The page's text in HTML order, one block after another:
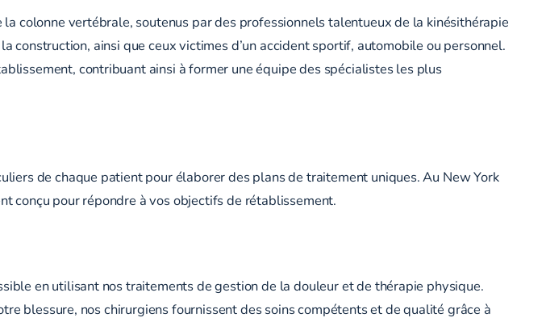
colonne vertébrale, soutenus par des professionnels talentueux de la kinésithérapie
ainsi que ceux victimes d’un accident sportif, automobile ou personnel.
contribuant ainsi à former une équipe des spécialistes les plus
de chaque patient pour élaborer des plans de traitement uniques. Au New York
conçu pour répondre à vos objectifs de rétablissement.
en utilisant nos traitements de gestion de la douleur et de thérapie physique.
blessure, nos chirurgiens fournissent des soins compétents et de qualité grâce à